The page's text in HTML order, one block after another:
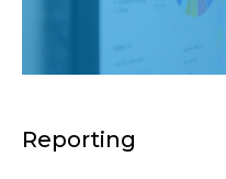
Reporting